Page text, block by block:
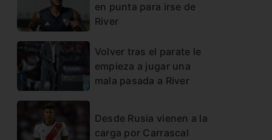
en punta para irse de
River
Volver tras el parate le
empieza a jugar una
mala pasada a River
Desde Rusia vienen a la
carga por Carrascal